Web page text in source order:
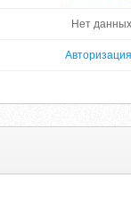
Нет данных
Авторизация